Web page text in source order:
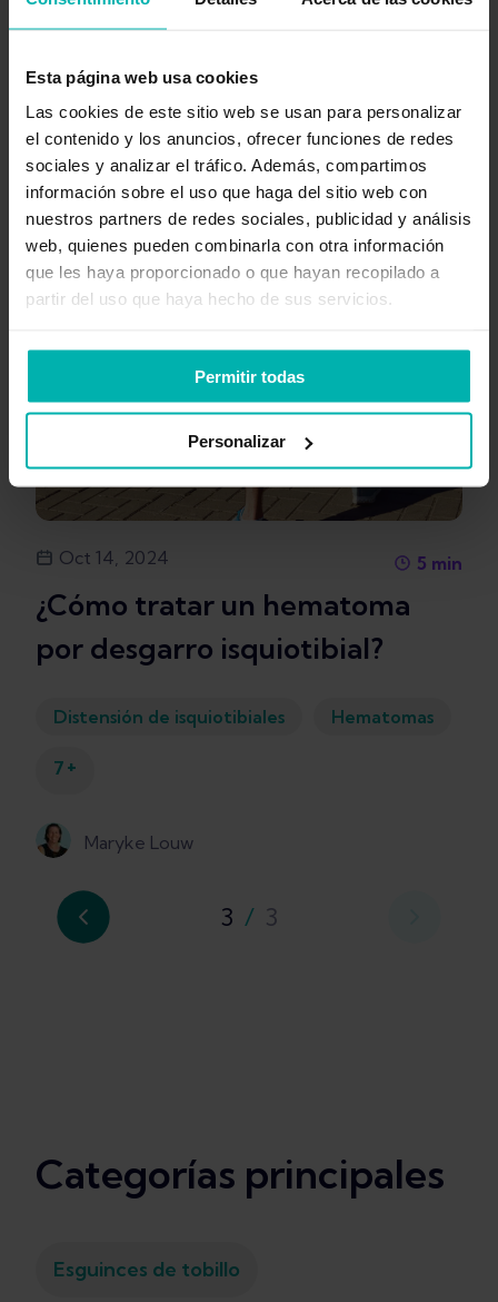
Esta página web usa cookies
Las cookies de este sitio web se usan para personalizar
el contenido y los anuncios, ofrecer funciones de redes
sociales y analizar el tráfico. Además, compartimos
información sobre el uso que haga del sitio web con
nuestros partners de redes sociales, publicidad y análisis
web, quienes pueden combinarla con otra información
que les haya proporcionado o que hayan recopilado a
partir del uso que haya hecho de sus servicios.
Permitir todas
Personalizar
13 +
Maryke Louw
Oct 14, 2024 5 min
¿Cómo tratar un hematoma
por desgarro isquiotibial?
Distensión de isquiotibiales Hematomas
7 +
Maryke Louw
3 / 3
Categorías principales
Esguinces de tobillo